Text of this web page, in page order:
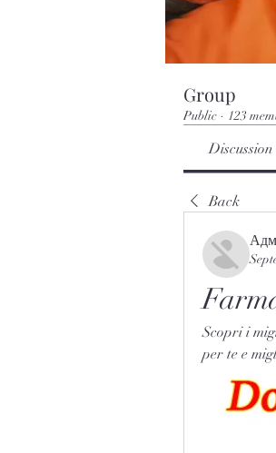
Group
Public · 123
Discussion
Back
Scopri i
per te e